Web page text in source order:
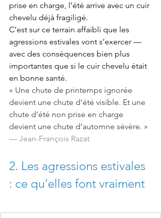
prise en charge, l’été arrive avec un cuir
chevelu déjà fragiligé.
C’est sur ce terrain affaibli que les
agressions estivales vont s’exercer —
avec des conséquences bien plus
importantes que si le cuir chevelu était
en bonne santé.
« Une chute de printemps ignorée
devient une chute d’été visible. Et une
chute d’été non prise en charge
devient une chute d’automne sévère. »
— Jean-François Razat
2. Les agressions estivales
: ce qu’elles font vraiment